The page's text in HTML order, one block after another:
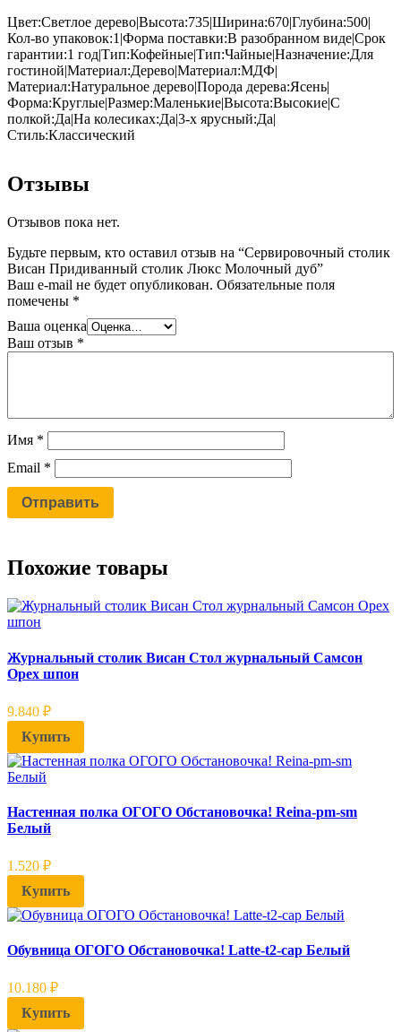
Цвет:Светлое дерево|Высота:735|Ширина:670|Глубина:500|
Кол-во упаковок:1|Форма поставки:В разобранном виде|Срок
гарантии:1 год|Тип:Кофейные|Тип:Чайные|Назначение:Для
гостиной|Материал:Дерево|Материал:МДФ|
Материал:Натуральное дерево|Порода дерева:Ясень|
Форма:Круглые|Размер:Маленькие|Высота:Высокие|С
полкой:Да|На колесиках:Да|3-х ярусный:Да|
Стиль:Классический
Отзывы
Отзывов пока нет.
Будьте первым, кто оставил отзыв на “Сервировочный столик
Висан Придиванный столик Люкс Молочный дуб”
Ваш e-mail не будет опубликован. Обязательные поля
помечены *
Ваша оценка
Ваш отзыв *
Имя *
Email *
Похожие товары
Журнальный столик Висан Стол журнальный Самсон
Орех шпон
9.840 ₽
Купить
Настенная полка ОГОГО Обстановочка! Reina-pm-sm
Белый
1.520 ₽
Купить
Обувница ОГОГО Обстановочка! Latte-t2-cap Белый
10.180 ₽
Купить